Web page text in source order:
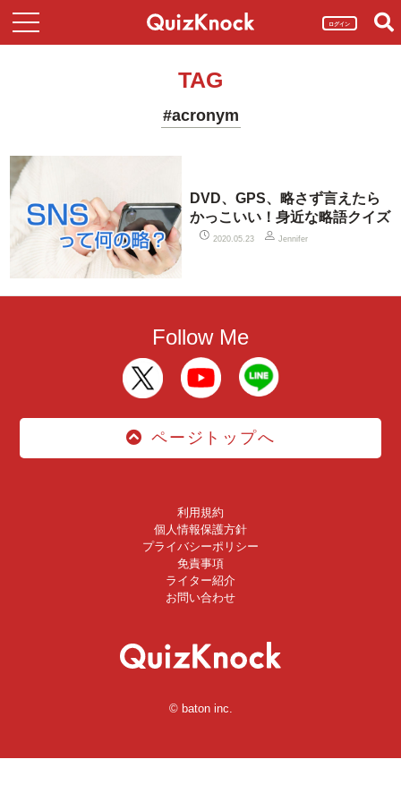
ログイン
TAG
#acronym
DVD、GPS、略さず言えたら
かっこいい！身近な略語クイズ
2020.05.23 Jennifer
Follow Me
ページトップへ
利用規約
個人情報保護方針
プライバシーポリシー
免責事項
ライター紹介
お問い合わせ
© baton inc.